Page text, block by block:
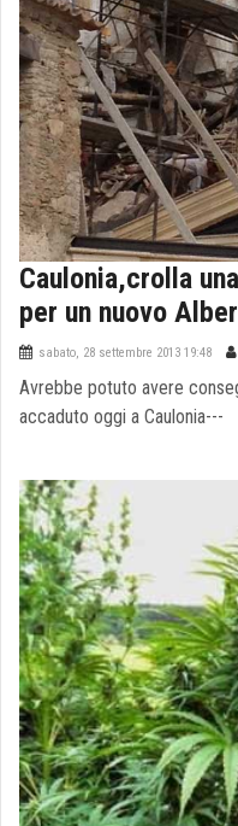
Caulonia,crolla
per un nuovo
sabato, 28 settembre 2013 19:48
Avrebbe potuto avere
accaduto oggi a Caulonia---